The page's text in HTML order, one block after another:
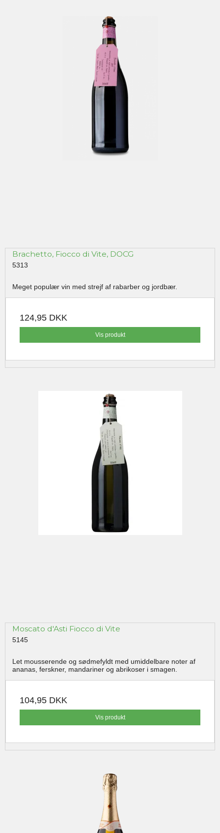
Brachetto, Fiocco di Vite, DOCG
5313
Meget populær vin med strejf af rabarber og jordbær.
124,95 DKK
Vis produkt
Moscato d'Asti Fiocco di Vite
5145
Let mousserende og sødmefyldt med umiddelbare noter af
ananas, ferskner, mandariner og abrikoser i smagen.
104,95 DKK
Vis produkt